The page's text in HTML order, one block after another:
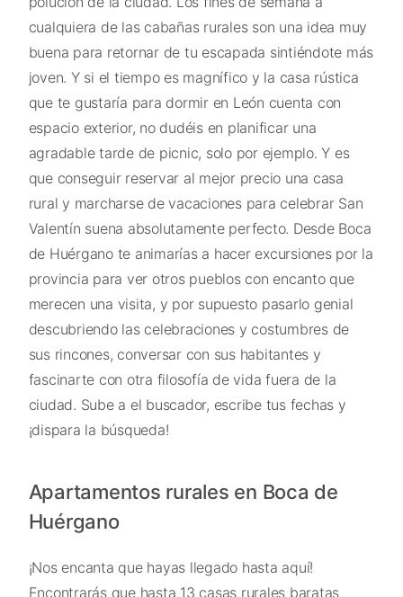
cualquiera de las cabañas rurales son una idea muy
buena para retornar de tu escapada sintiéndote más
joven. Y si el tiempo es magnífico y la casa rústica
que te gustaría para dormir en León cuenta con
espacio exterior, no dudéis en planificar una
agradable tarde de picnic, solo por ejemplo. Y es
que conseguir reservar al mejor precio una casa
rural y marcharse de vacaciones para celebrar San
Valentín suena absolutamente perfecto. Desde Boca
de Huérgano te animarías a hacer excursiones por la
provincia para ver otros pueblos con encanto que
merecen una visita, y por supuesto pasarlo genial
descubriendo las celebraciones y costumbres de
sus rincones, conversar con sus habitantes y
fascinarte con otra filosofía de vida fuera de la
ciudad. Sube a el buscador, escribe tus fechas y
¡dispara la búsqueda!
Apartamentos rurales en Boca de
Huérgano
¡Nos encanta que hayas llegado hasta aquí!
Encontrarás que hasta 13 casas rurales baratas